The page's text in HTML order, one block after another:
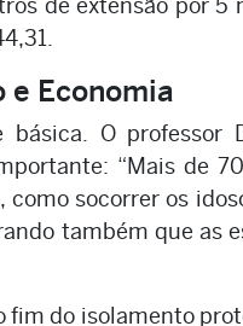
de extensão por
e Economia
O professor
“Mais de
socorrer os
também que as
fim do isolamento